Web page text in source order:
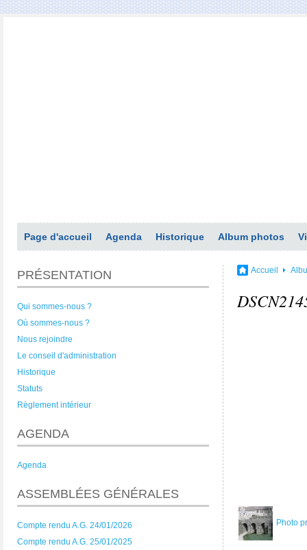
Page d'accueil Agenda Historique Album photos
PRÉSENTATION
Qui sommes-nous ?
Où sommes-nous ?
Nous rejoindre
Le conseil d'administration
Historique
Statuts
Règlement intérieur
AGENDA
Agenda
ASSEMBLÉES GÉNÉRALES
Compte rendu A.G. 24/01/2026
Compte rendu A.G. 25/01/2025
Accueil
Photo